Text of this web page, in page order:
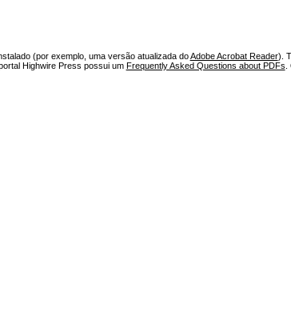
(por exemplo, uma versão atualizada doAdobe Acrobat Reader).
Highwire Press possui um Frequently Asked Questions about PDFs